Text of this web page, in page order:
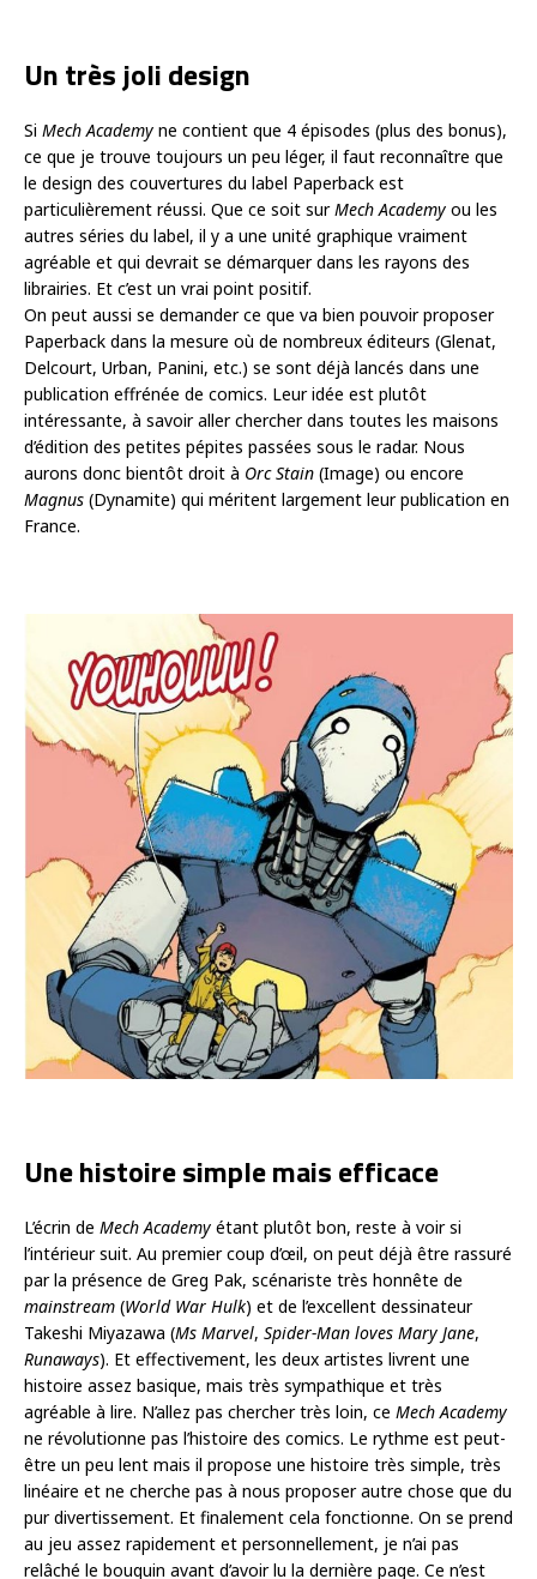
Un très joli design
Si Mech Academy ne contient que 4 épisodes (plus des bonus),
ce que je trouve toujours un peu léger, il faut reconnaître que
le design des couvertures du label Paperback est
particulièrement réussi. Que ce soit surMech Academy ou les
autres séries du label, il y a une unité graphique vraiment
agréable et qui devrait se démarquer dans les rayons des
librairies. Et c’est un vrai point positif.
On peut aussi se demander ce que va bien pouvoir proposer
Paperback dans la mesure où de nombreux éditeurs (Glenat,
Delcourt, Urban, Panini, etc.) se sont déjà lancés dans une
publication effrénée de comics. Leur idée est plutôt
intéressante, à savoir aller chercher dans toutes les maisons
d’édition des petites pépites passées sous le radar. Nous
aurons donc bientôt droit à Orc Stain (Image) ou encore
Magnus (Dynamite) qui méritent largement leur publication en
France.
Une histoire simple mais efficace
L’écrin de Mech Academy étant plutôt bon, reste à voir si
l’intérieur suit. Au premier coup d’œil, on peut déjà être rassuré
par la présence de Greg Pak, scénariste très honnête de
mainstream (World War Hulk) et de l’excellent dessinateur
Takeshi Miyazawa (Ms Marvel, Spider-Man loves Mary Jane,
Runaways). Et effectivement, les deux artistes livrent une
histoire assez basique, mais très sympathique et très
agréable à lire. N’allez pas chercher très loin, ce Mech Academy
ne révolutionne pas l’histoire des comics. Le rythme est peut-
être un peu lent mais il propose une histoire très simple, très
linéaire et ne cherche pas à nous proposer autre chose que du
pur divertissement. Et finalement cela fonctionne. On se prend
au jeu assez rapidement et personnellement, je n’ai pas
relâché le bouquin avant d’avoir lu la dernière page. Ce n’est